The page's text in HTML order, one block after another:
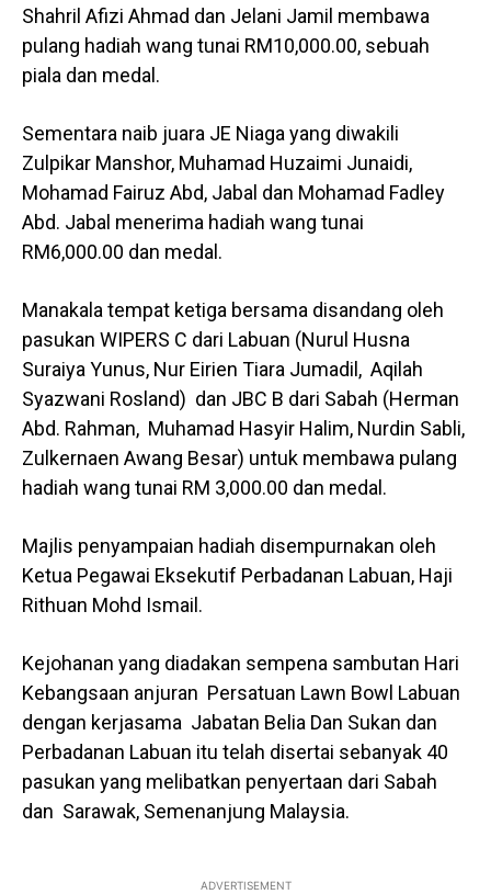
Shahril Afizi Ahmad dan Jelani Jamil membawa
pulang hadiah wang tunai RM10,000.00, sebuah
piala dan medal.
Sementara naib juara JE Niaga yang diwakili
Zulpikar Manshor, Muhamad Huzaimi Junaidi,
Mohamad Fairuz Abd, Jabal dan Mohamad Fadley
Abd. Jabal menerima hadiah wang tunai
RM6,000.00 dan medal.
Manakala tempat ketiga bersama disandang oleh
pasukan WIPERS C dari Labuan (Nurul Husna
Suraiya Yunus, Nur Eirien Tiara Jumadil, Aqilah
Syazwani Rosland) dan JBC B dari Sabah (Herman
Abd. Rahman, Muhamad Hasyir Halim, Nurdin Sabli,
Zulkernaen Awang Besar) untuk membawa pulang
hadiah wang tunai RM 3,000.00 dan medal.
Majlis penyampaian hadiah disempurnakan oleh
Ketua Pegawai Eksekutif Perbadanan Labuan, Haji
Rithuan Mohd Ismail.
Kejohanan yang diadakan sempena sambutan Hari
Kebangsaan anjuran Persatuan Lawn Bowl Labuan
dengan kerjasama Jabatan Belia Dan Sukan dan
Perbadanan Labuan itu telah disertai sebanyak 40
pasukan yang melibatkan penyertaan dari Sabah
dan Sarawak, Semenanjung Malaysia.
ADVERTISEMENT